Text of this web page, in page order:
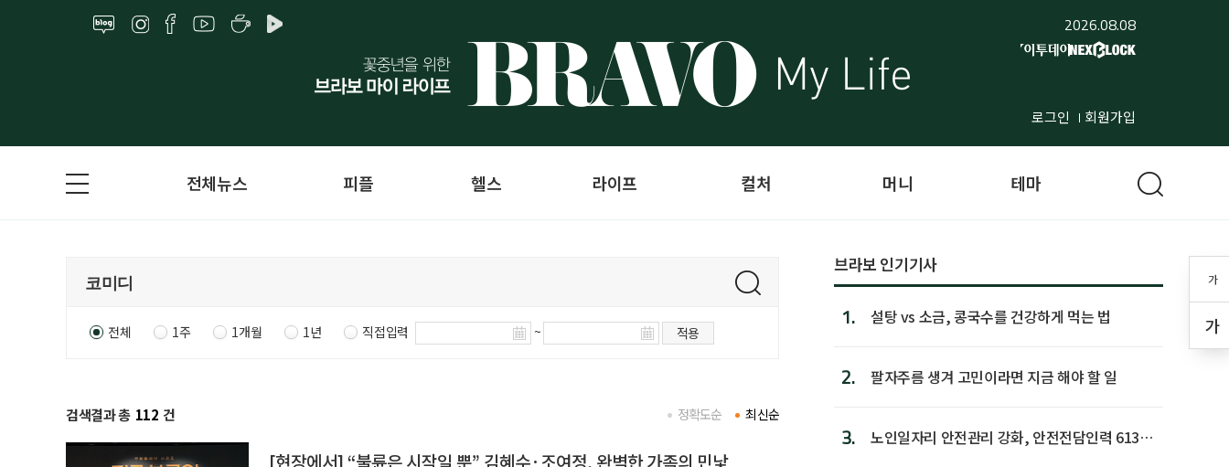
2026.08.08
로그인 회원가입
가
가
전체뉴스 피플 헬스 라이프 컬처 머니 테마
전체 1주 1개월 1년 직접입력 ~ 적용
검색결과 총 112 건 최신순
정확도순
[현장에서] “불륜은 시작일 뿐” 김혜수·조여정, 완벽한 가족의 민낯
브라보 인기기사
1. 설탕 vs 소금, 콩국수를 건강하게 먹는 법
2. 팔자주름 생겨 고민이라면 지금 해야 할 일
3.
노인일자리 안전관리 강화, 안전전담인력 613명